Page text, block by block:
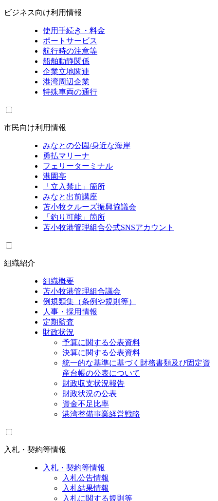
ビジネス向け利用情報
使用手続き・料金
ポートサービス
航行時の注意等
船舶動静関係
企業立地関連
港湾周辺企業
特殊車両の通行
市民向け利用情報
みなとの公園/身近な海岸
勇払マリーナ
フェリーターミナル
港園亭
「立入禁止」箇所
みなと出前講座
苫小牧クルーズ振興協議会
「釣り可能」箇所
苫小牧港管理組合公式SNSアカウント
組織紹介
組織概要
苫小牧港管理組合議会
例規類集（条例や規則等）
人事・採用情報
定期監査
財政状況
予算に関する公表資料
決算に関する公表資料
統一的な基準に基づく財務書類及び固定資
産台帳の公表について
財政収支状況報告
財政状況の公表
資金不足比率
港湾整備事業経営戦略
入札・契約等情報
入札・契約等情報
入札公告情報
入札結果情報
入札に関する規則等